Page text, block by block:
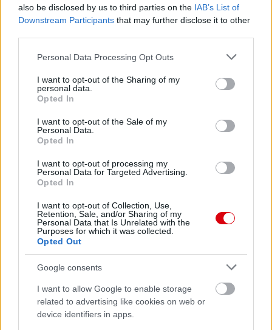
also be disclosed by us to third parties on the IAB’s List of
Downstream Participants that may further disclose it to other
Please note that this website/app uses one or more Google
not limited to your visit or usage behaviour. You may click to
grant or deny consent to Google and its third-party tags to
use your data for below specified purposes in below Google
consent section.
Personal Data Processing Opt Outs
I want to opt-out of the Sharing of my
personal data.
Opted In
I want to opt-out of the Sale of my
Personal Data.
Opted In
I want to opt-out of processing my
Personal Data for Targeted Advertising.
Opted In
I want to opt-out of Collection, Use,
Retention, Sale, and/or Sharing of my
Personal Data that Is Unrelated with the
Purposes for which it was collected.
Opted Out
Google consents
I want to allow Google to enable storage
related to advertising like cookies on web or
device identifiers in apps.
Meccs Center
Paris Saint-Germain
Manchester United
Felkészülési szezon 4. mérkőzés
2026-08-08 17:00
1 nap 18 óra 24 perc 59 másodperc
Leeds UnitedvsManchester United
AC MilanvsManchester United2026-08-15 18:00